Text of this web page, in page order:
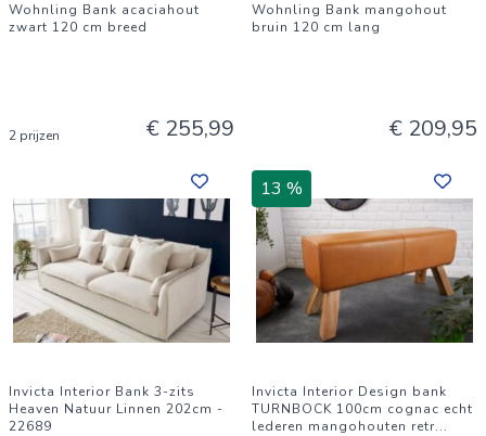
Wohnling Bank acaciahout
zwart 120 cm breed
2 prijzen € 255,99
Wohnling Bank mangohout
bruin 120 cm lang
€ 209,95
Invicta Interior Bank 3-zits
Heaven Natuur Linnen 202cm -
22689
13 %
Invicta Interior Design bank
TURNBOCK 100cm cognac echt
lederen mangohouten retr...